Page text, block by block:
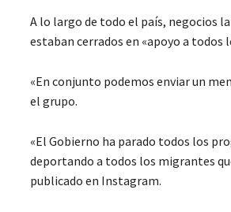
A lo largo de todo el país, negocios
estaban cerrados en «apoyo a todos
«En conjunto podemos enviar un
el grupo.
«El Gobierno ha parado todos los
deportando a todos los migrantes
publicado en Instagram.